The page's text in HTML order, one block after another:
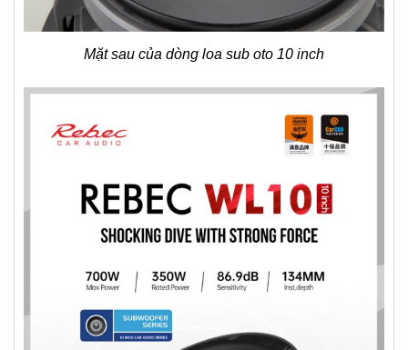
Mặt sau của dòng loa sub oto 10 inch